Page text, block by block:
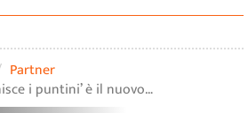
Partner
i puntini’ è il nuovo…